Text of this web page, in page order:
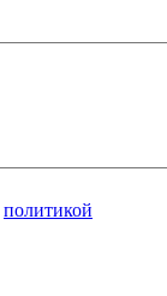
политикой